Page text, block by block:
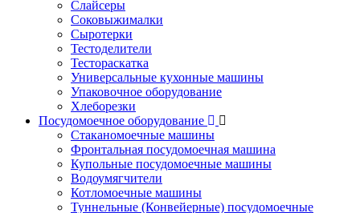
Слайсеры
Соковыжималки
Сыротерки
Тестоделители
Тестораскатка
Универсальные кухонные машины
Упаковочное оборудование
Хлеборезки
Посудомоечное оборудование
Стаканомоечные машины
Фронтальная посудомоечная машина
Купольные посудомоечные машины
Водоумягчители
Котломоечные машины
Туннельные (Конвейерные) посудомоечные